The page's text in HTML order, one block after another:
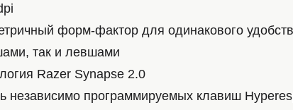
форм-фактор для одинакового
так и левшами
Razer Synapse 2.0
независимо программируемых клавиш